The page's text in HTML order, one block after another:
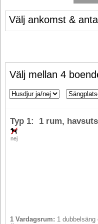
Välj ankomst &
Välj mellan 4
nej
Typ 1: 1 rum,
1 Vardagsrum: 1 dubbelsäng